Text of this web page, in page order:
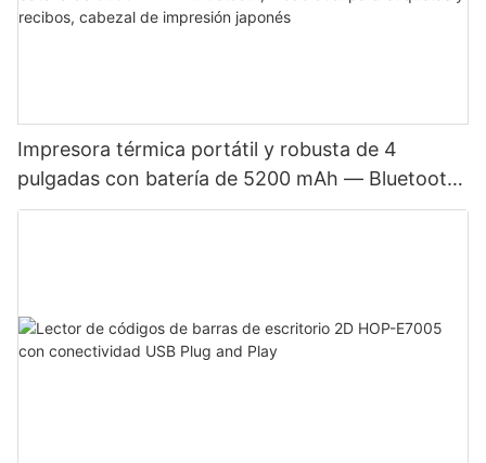
Impresora térmica portátil y robusta de 4
pulgadas con batería de 5200 mAh — Bluetooth,
modo dual para etiquetas y recibos, cabezal de